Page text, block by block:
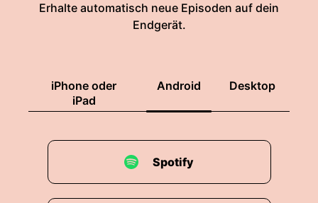
Erhalte automatisch neue Episoden auf dein
Endgerät.
iPhone oder
iPad
Android Desktop
Spotify